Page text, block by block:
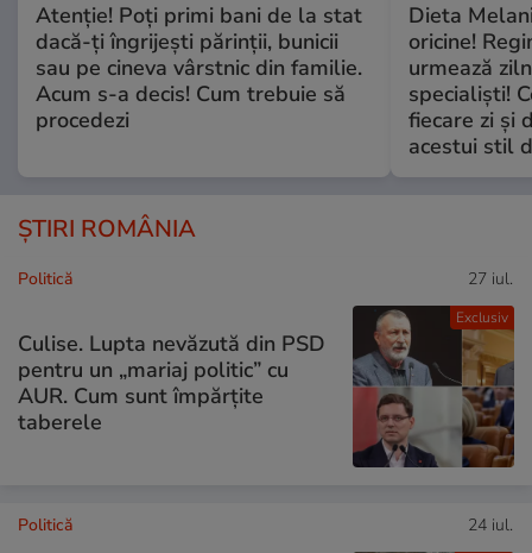
Atenție! Poți primi bani de la stat
dacă-ți îngrijești părinții, bunicii
sau pe cineva vârstnic din familie.
Acum s-a decis! Cum trebuie să
procedezi
Dieta
oricine!
urmează
specialiști!
fiecare zi și
acestui stil
ȘTIRI ROMÂNIA
Exclusiv
Politică 27 iul.
Culise. Lupta nevăzută din PSD
pentru un „mariaj politic” cu
AUR. Cum sunt împărțite
taberele
Politică 24 iul.